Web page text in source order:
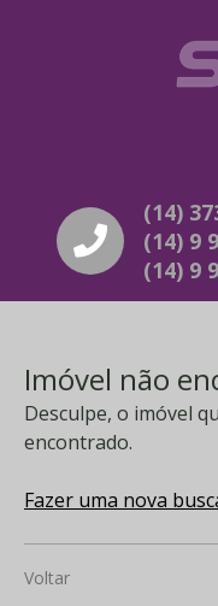
(14)
(14) 9
(14) 9
Imóvel não
Desculpe, o imóvel
encontrado.
Fazer uma nova
Voltar